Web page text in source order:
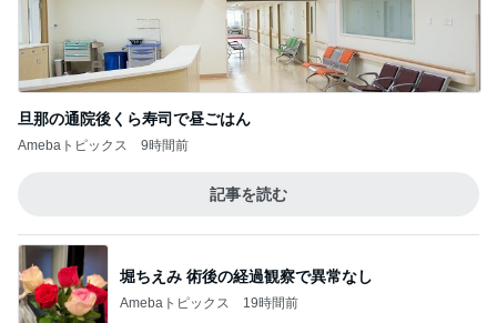
旦那の通院後くら寿司で昼ごはん
Amebaトピックス 9時間前
記事を読む
堀ちえみ 術後の経過観察で異常なし
Amebaトピックス 19時間前